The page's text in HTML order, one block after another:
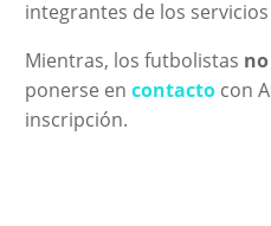
integrantes de los servicios
Mientras, los futbolistas
ponerse en contacto con
inscripción.